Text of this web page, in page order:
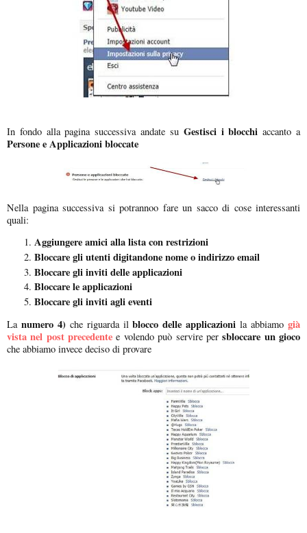
In fondo alla pagina successiva andate su Gestisci i blocchi accanto a
Persone e Applicazioni bloccate
Nella pagina successiva si potrannoo fare un sacco di cose interessanti
quali:
Aggiungere amici alla lista con restrizioni
Bloccare gli utenti digitandone nome o indirizzo email
Bloccare gli inviti delle applicazioni
Bloccare le applicazioni
Bloccare gli inviti agli eventi
La numero 4)che riguarda ilblocco delle applicazioni la abbiamogià
vista nel post precedente e volendo può servire persbloccare un gioco
che abbiamo invece deciso di provare